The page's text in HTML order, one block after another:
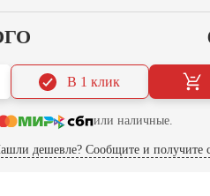
В 1 клик
или наличные.
дешевле? Сообщите и получите